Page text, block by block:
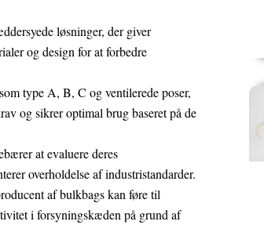
løsninger, der giver
og design for at forbedre
type A, B, C og ventilerede poser,
og sikrer optimal brug baseret på de
at evaluere deres
overholdelse af industristandarder.
af bulkbags kan føre til
i forsyningskæden på grund af